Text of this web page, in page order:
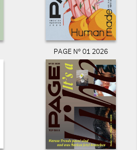
PAGE N° 01 2026